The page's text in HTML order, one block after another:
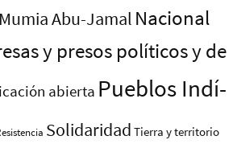
Mumia Abu-Jamal Nacional
y presos polí­ticos y de
abierta Pueblos Indí­
Solidaridad Tierra y territorio